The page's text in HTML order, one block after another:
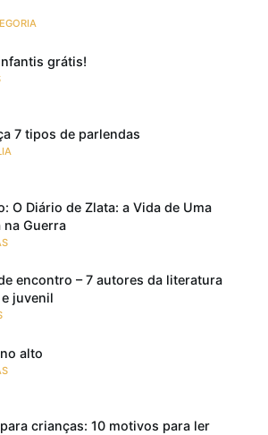
grátis!
7 tipos de parlendas
O Diário de Zlata: a Vida de Uma
na Guerra
encontro – 7 autores da literatura
juvenil
alto
crianças: 10 motivos para ler